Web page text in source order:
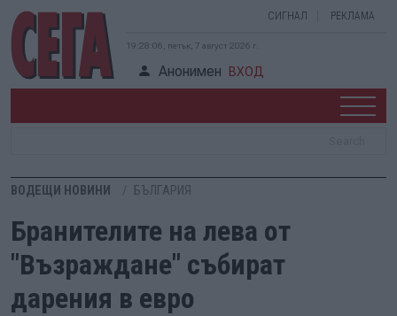
СИГНАЛ РЕКЛАМА
19:28:07, петък, 7 август 2026 г.
Анонимен ВХОД
ВОДЕЩИ НОВИНИ БЪЛГАРИЯ
Бранителите на лева от
"Възраждане" събират
дарения в евро